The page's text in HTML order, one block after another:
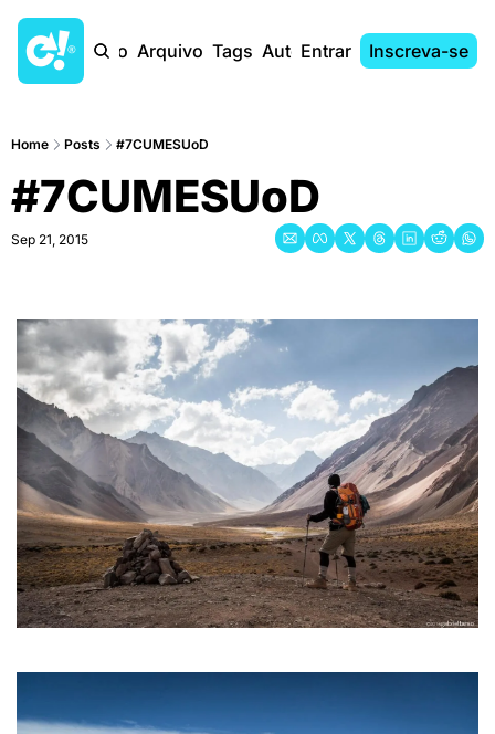
Início Arquivo Tags AutoresEntrar Inscreva-se
Home Posts #7CUMESUoD
#7CUMESUoD
Sep 21, 2015